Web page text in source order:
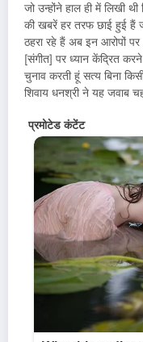
जो उन्होंने हाल ही में लिखी
की खबरें हर तरफ छाई हुई हैं
ठहरा रहे हैं अब इन आरोपों पर
[संगीत] पर ध्यान केंद्रित
चुनाव करती हूं सत्य बिना
शिवाय धनश्री ने यह जवाब